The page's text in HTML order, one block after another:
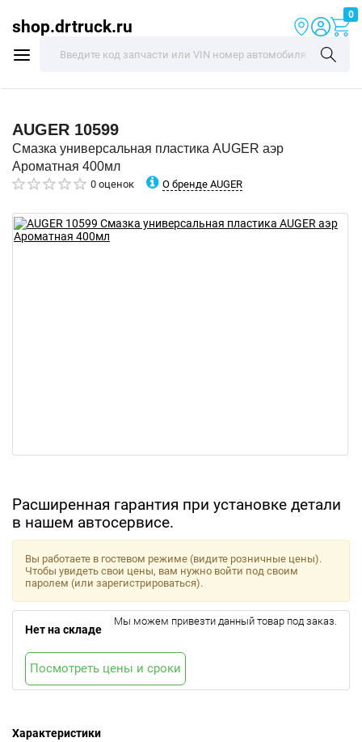
shop.drtruck.ru
0
AUGER 10599
Смазка универсальная пластика AUGER аэр
Ароматная 400мл
0 оценок О бренде AUGER
Расширенная гарантия при установке детали
в нашем автосервисе.
Характеристики
Вы работаете в гостевом режиме (видите розничные цены).
Чтобы увидеть свои цены, вам нужно войти под своим
паролем (или зарегистрироваться).
Нет на складе
Мы можем привезти данный товар под заказ.
Посмотреть цены и сроки